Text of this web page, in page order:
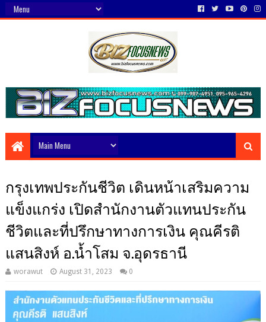
กรุงเทพประกันชีวิต เดินหน้าเสริมความ
แข็งแกร่ง เปิดสำนักงานตัวแทนประกัน
ชีวิตและที่ปรึกษาทางการเงิน คุณคีรติ
แสนสิงห์ อ.น้ำโสม จ.อุดรธานี
worawut August 31, 2023 0